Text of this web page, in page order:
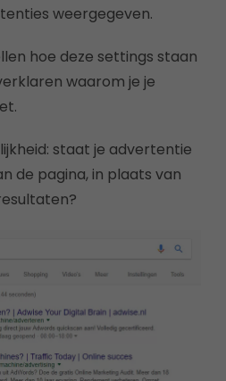
weergegeven.
hoe deze settings staan
waarom je je
staat je advertentie
de pagina, in plaats van